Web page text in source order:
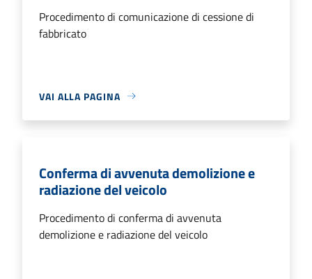
Procedimento di comunicazione di cessione di
fabbricato
VAI ALLA PAGINA
Conferma di avvenuta demolizione e
radiazione del veicolo
Procedimento di conferma di avvenuta
demolizione e radiazione del veicolo